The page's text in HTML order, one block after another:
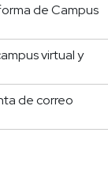
de Campus
virtual y
de correo